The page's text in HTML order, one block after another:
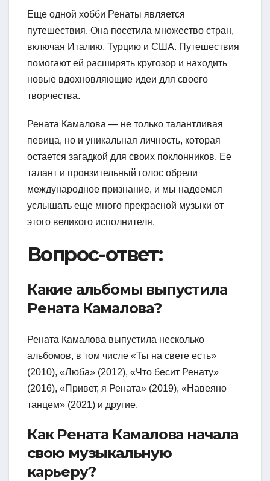
Еще одной хобби Ренаты является
путешествия. Она посетила множество стран,
включая Италию, Турцию и США. Путешествия
помогают ей расширять кругозор и находить
новые вдохновляющие идеи для своего
творчества.
Рената Камалова — не только талантливая
певица, но и уникальная личность, которая
остается загадкой для своих поклонников. Ее
талант и пронзительный голос обрели
международное признание, и мы надеемся
услышать еще много прекрасной музыки от
этого великого исполнителя.
Вопрос-ответ:
Какие альбомы выпустила
Рената Камалова?
Рената Камалова выпустила несколько
альбомов, в том числе «Ты на свете есть»
(2010), «Люба» (2012), «Что бесит Ренату»
(2016), «Привет, я Рената» (2019), «Навеяно
танцем» (2021) и другие.
Как Рената Камалова начала
свою музыкальную
карьеру?